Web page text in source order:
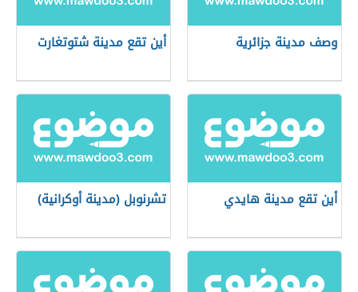
وصف مدينة جزائرية أين تقع مدينة شتوتغارت
أين تقع مدينة هايدي تشرنوبل (مدينة أوكرانية)